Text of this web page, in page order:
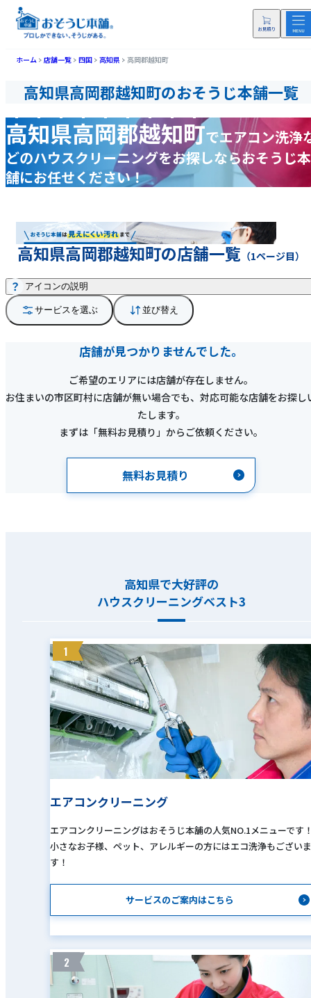
ホーム 店舗一覧 四国 高知県 高岡郡越知町
高知県高岡郡越知町のおそうじ本舗一覧
高知県高岡郡越知町でエアコン洗浄
どのハウスクリーニングをお探しならおそうじ本
舗にお任せください！
高知県高岡郡越知町の店舗一覧 （1ページ目）
サービスを選ぶ 並び替え
アイコンの説明
店舗が見つかりませんでした。
ご希望のエリアには店舗が存在しません。
お住まいの市区町村に店舗が無い場合でも、対応可能な店舗をお探し
たします。
まずは「無料お見積り」からご依頼ください。
無料お見積り
高知県で大好評の
ハウスクリーニングベスト3
1
エアコンクリーニング
エアコンクリーニングはおそうじ本舗の人気NO.1メニューです
小さなお子様、ペット、アレルギーの方にはエコ洗浄もございま
す！
サービスのご案内はこちら
2